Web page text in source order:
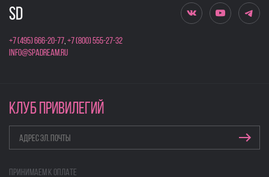
+7 (495) 666-20-77,+7 (800) 555-27-32
info@spadream.ru
КЛУБ ПРИВИЛЕГИЙ
Принимаем к оплате